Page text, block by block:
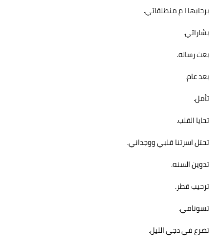
برحابها ا م منطلقاتي.
بشاراتي.
بعث رساله.
بعد عام.
تأمل.
تحايا القلب.
تحتل اسرتنا قلبي ووجداني.
تدوين السنه.
ترحيب قطر.
تسونامي.
تضرع في دجي الليل.